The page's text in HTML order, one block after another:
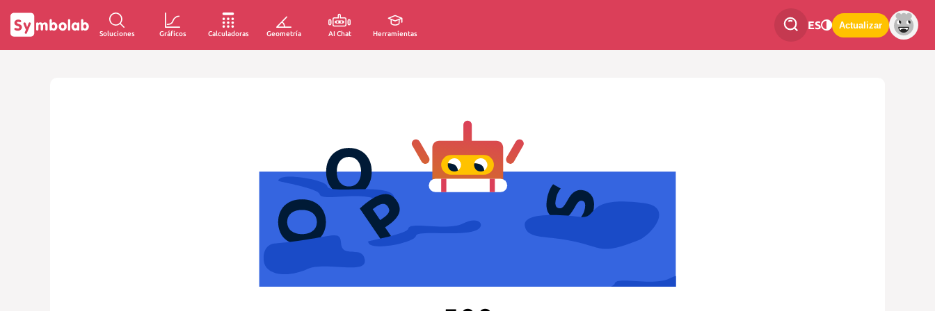
Soluciones Gráficos Calculadoras Geometría AI Chat Herramientas
ES Actualizar